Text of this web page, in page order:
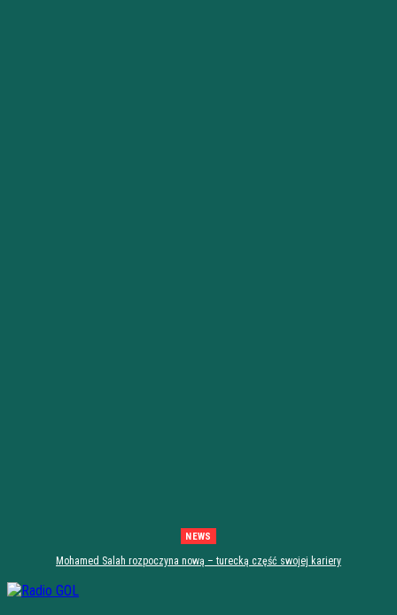
NEWS
Mohamed Salah rozpoczyna nową – turecką część swojej kariery